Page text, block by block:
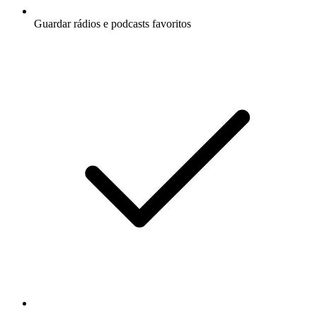
Guardar rádios e podcasts favoritos